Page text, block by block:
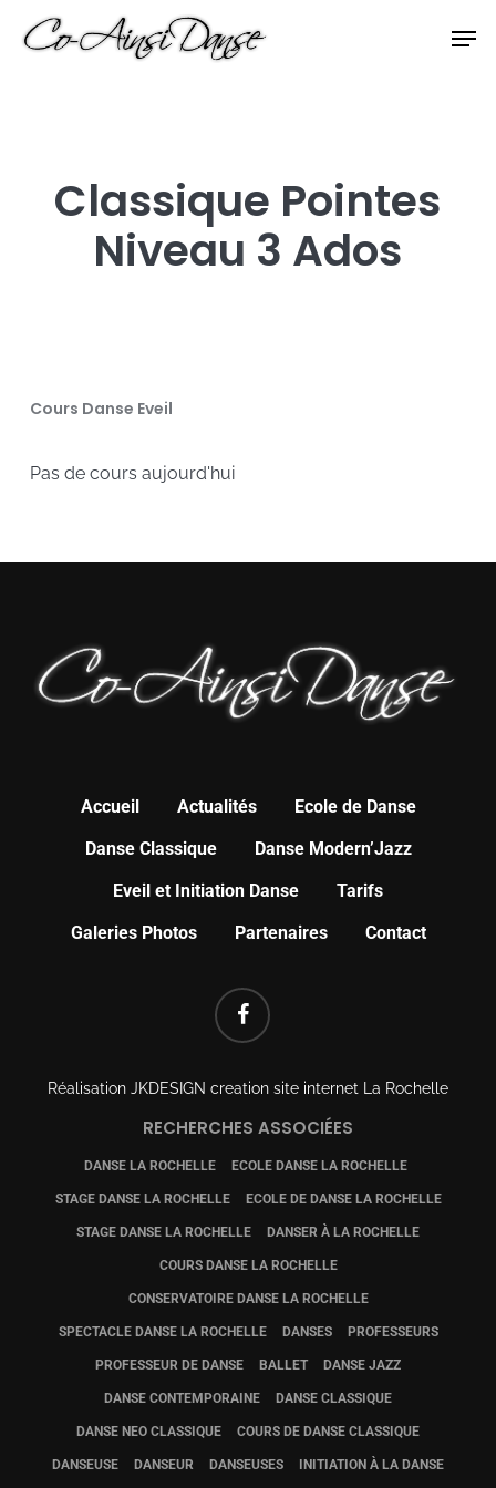
Classique Pointes
Niveau 3 Ados
Cours Danse Eveil
Pas de cours aujourd'hui
Accueil Actualités
Ecole de Danse
Danse Classique
Danse Modern’Jazz
Eveil et Initiation Danse
Tarifs
Galeries Photos
Partenaires Contact
FACEBOOK
Réalisation JKDESIGN creation site internet La Rochelle
RECHERCHES ASSOCIÉES
DANSE LA ROCHELLE ECOLE DANSE LA ROCHELLE
STAGE DANSE LA ROCHELLE ECOLE DE DANSE LA ROCHELLE
STAGE DANSE LA ROCHELLE DANSER À LA ROCHELLE
COURS DANSE LA ROCHELLE
CONSERVATOIRE DANSE LA ROCHELLE
SPECTACLE DANSE LA ROCHELLE DANSES PROFESSEURS
PROFESSEUR DE DANSE BALLET DANSE JAZZ
DANSE CONTEMPORAINE DANSE CLASSIQUE
DANSE NEO CLASSIQUE COURS DE DANSE CLASSIQUE
DANSEUSE DANSEUR DANSEUSES INITIATION À LA DANSE